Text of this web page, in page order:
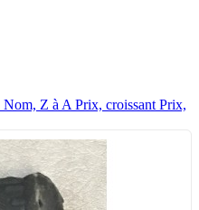
Nom, Z à A Prix, croissant Prix,